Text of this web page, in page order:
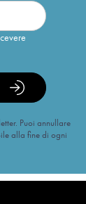
Puoi annullare
alla fine di ogni